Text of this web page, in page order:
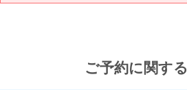
ご予約に関す